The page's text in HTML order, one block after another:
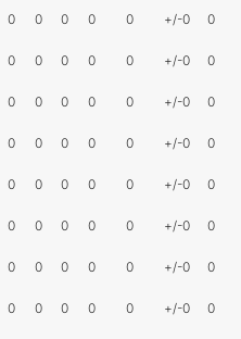
0 0 0 0 0 +/-0 0
0 0 0 0 0 +/-0 0
0 0 0 0 0 +/-0 0
0 0 0 0 0 +/-0 0
0 0 0 0 0 +/-0 0
0 0 0 0 0 +/-0 0
0 0 0 0 0 +/-0 0
0 0 0 0 0 +/-0 0